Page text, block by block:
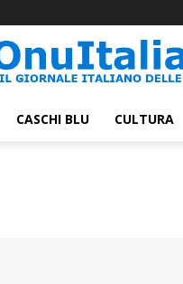
CASCHI BLU CULTURA